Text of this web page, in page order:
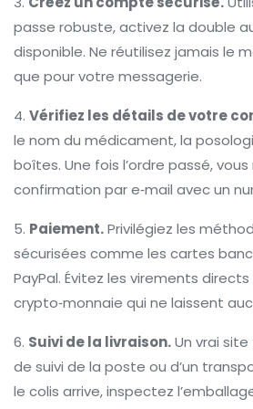
passe robuste, activez la double
disponible. Ne réutilisez jamais le
que pour votre messagerie.
4. Vérifiez les détails de votre
le nom du médicament, la
boîtes. Une fois l’ordre passé,
confirmation par e‑mail avec un
5. Paiement.Privilégiez les
sécurisées comme les cartes
PayPal. Évitez les virements
crypto‑monnaie qui ne laissent
6. Suivi de la livraison.Un vrai
de suivi de la poste ou d’un
le colis arrive, inspectez